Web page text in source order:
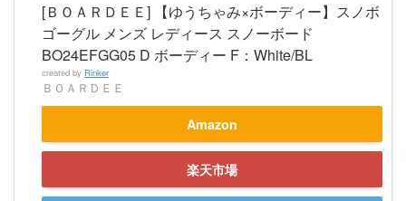
[ＢＯＡＲＤＥＥ] 【ゆうちゃみ×ボーディー】スノボ
ゴーグル メンズ レディース スノーボード
BO24EFGG05 D ボーディー F：White/BL
created by Rinker
ＢＯＡＲＤＥＥ
Amazon
楽天市場